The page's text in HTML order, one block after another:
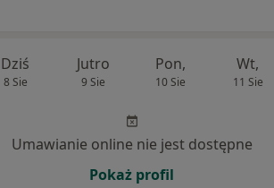
Dziś
8 Sie
Jutro
9 Sie
Pon,
10 Sie
Wt,
11 Sie
Umawianie online nie jest dostępne
Pokaż profil